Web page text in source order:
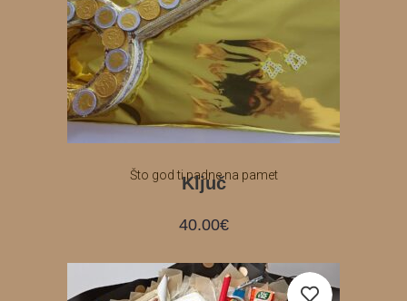
Što god ti padne na pamet
Ključ
40.00€